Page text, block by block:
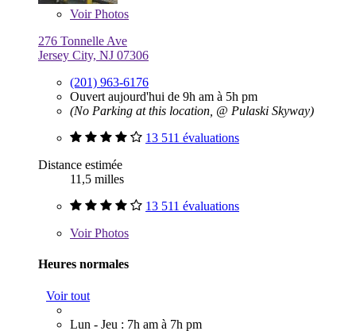
VoirPhotos
276 Tonnelle Ave
Jersey City, NJ 07306
(201) 963-6176
Ouvert aujourd'hui de 9h am à 5h pm
(No Parking at this location, @ Pulaski Skyway)
13 511 évaluations
Distance estimée
11,5 milles
13 511 évaluations
VoirPhotos
Heures normales
Voir tout
Lun - Jeu : 7h am à 7h pm